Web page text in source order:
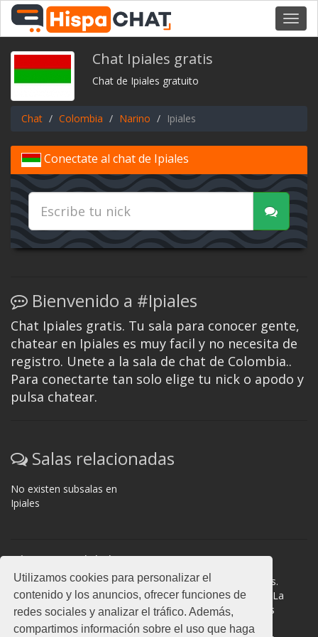
Utilizamos cookies para personalizar el
contenido y los anuncios, ofrecer funciones de
redes sociales y analizar el tráfico. Además,
compartimos información sobre el uso que haga
Chat Ipiales gratis
Chat de Ipiales gratuito
Chat Colombia Narino Ipiales
Conectate al chat de Ipiales
Bienvenido a #Ipiales
Chat Ipiales gratis. Tu sala para conocer gente,
chatear en Ipiales es muy facil y no necesita de
registro. Unete a la sala de chat de Colombia..
Para conectarte tan solo elige tu nick o apodo y
pulsa chatear.
Salas relacionadas
No existen subsalas en
Ipiales
Normas del chat
#Ipiales es una sala donde participan cientos de personas.
Mantén la educación y compórtate como en la vida real. La
privacidad de los usuarios es muy importante, no facilites
información de terceros. Todas las salas cuentan con